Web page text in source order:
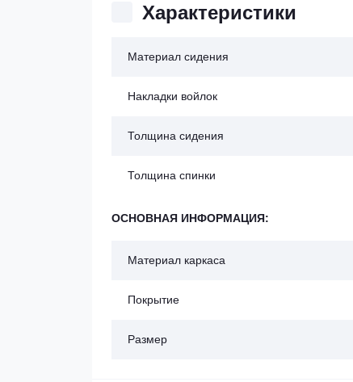
Характеристики
Материал сидения
Накладки войлок
Толщина сидения
Толщина спинки
ОСНОВНАЯ ИНФОРМАЦИЯ:
Материал каркаса
Покрытие
Размер